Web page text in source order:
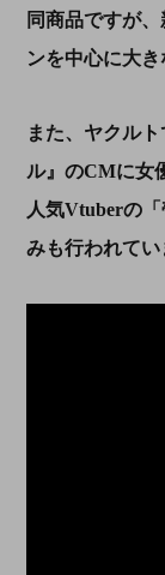
同商品ですが
ンを中心に大き
また、ヤクル
ル』のCMに女
人気Vtuberの「
みも行われてい